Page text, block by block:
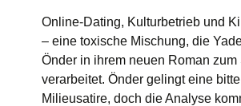
Online-Dating, Kulturbetrieb und
– eine toxische Mischung, die
Önder in ihrem neuen Roman zum
verarbeitet. Önder gelingt eine
Milieusatire, doch die Analyse